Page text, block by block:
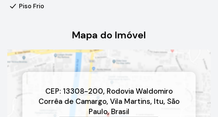
áreas de convivência.
O condomínio fica a 9 minutos da Prefeitura de Sorocaba.
Por estar na beira da castelo Branco, facial acesso para a
capital, 44 minutos da entrada de São Paulo.
Aproximadamente 12 minutos do maior outlet da América do
Piso Frio
Mapa do Imóvel
CEP: 13308-200, Rodovia Waldomiro
Corrêa de Camargo, Vila Martins, Itu, São
Paulo,Brasil